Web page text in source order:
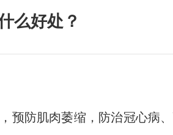
么好处？
防肌肉萎缩，防治冠心病